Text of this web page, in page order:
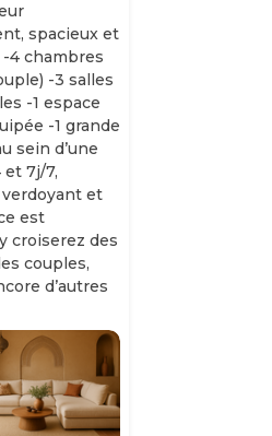
spacieux et
4 chambres
-3 salles
-1 espace
-1 grande
sein d’une
7j/7,
et
est
croiserez des
couples,
d’autres